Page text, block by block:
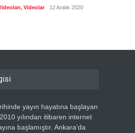
, Videolar 12 Aralık 2020
yayın hayatına başlayan
yılından itibaren internet
başlamıştır. Ankara’da